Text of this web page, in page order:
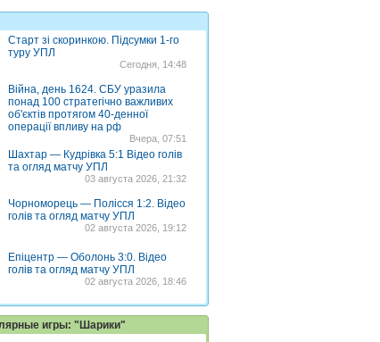
Старт зі скоринкою. Підсумки 1-го
туру УПЛ
Сегодня, 14:48
Війна, день 1624. СБУ уразила
понад 100 стратегічно важливих
об'єктів протягом 40-денної
операції впливу на рф
Вчера, 07:51
Шахтар — Кудрівка 5:1 Відео голів
та огляд матчу УПЛ
03 августа 2026, 21:32
Чорноморець — Полісся 1:2. Відео
голів та огляд матчу УПЛ
02 августа 2026, 19:12
Епіцентр — Оболонь 3:0. Відео
голів та огляд матчу УПЛ
02 августа 2026, 18:46
игры: "Шарики"